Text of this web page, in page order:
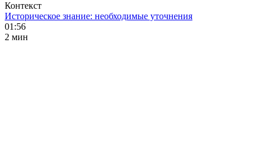
Контекст
Историческое знание: необходимые уточнения
01:56
2 мин